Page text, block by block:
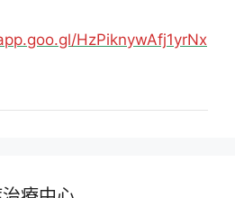
HzPiknywAfj1yrNx